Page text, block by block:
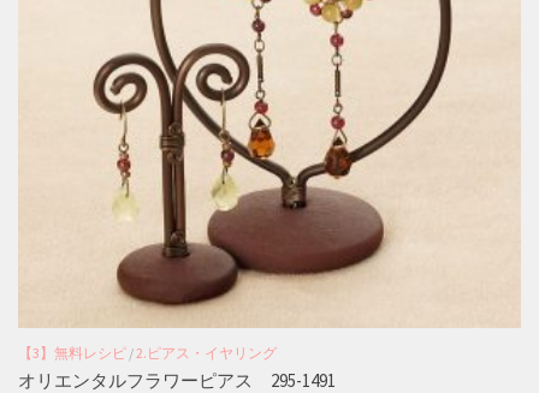
【3】無料レシピ /2.ピアス・イヤリング
オリエンタルフラワーピアス 295-1491